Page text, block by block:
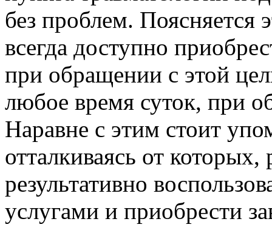
без проблем. Поясняется
всегда доступно
при обращении с этой
любое время суток, при
Наравне с этим стоит
отталкиваясь от
результативно
услугами и приобрести